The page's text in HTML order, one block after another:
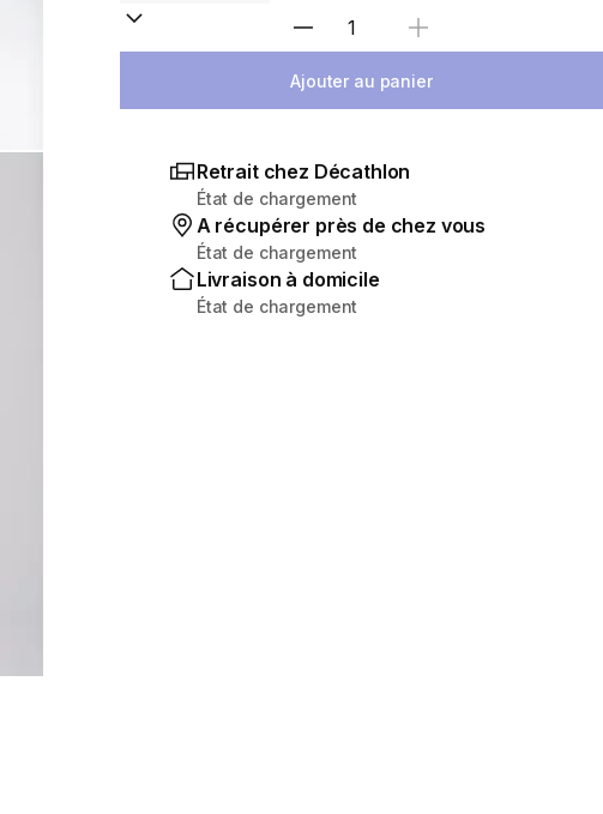
Choisir une quantité
Ajouter au panier
Retrait chez Décathlon
État de chargement
A récupérer près de chez vous
État de chargement
Livraison à domicile
État de chargement